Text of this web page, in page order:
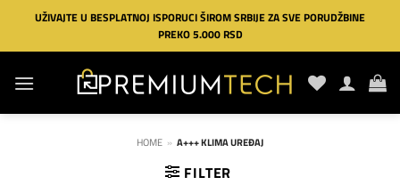
Preskoči
sadržaj
UŽIVAJTE U BESPLATNOJ ISPORUCI ŠIROM SRBIJE ZA SVE PORUDŽBINE
PREKO 5.000 RSD
HOME » A+++ KLIMA UREĐAJ
FILTER